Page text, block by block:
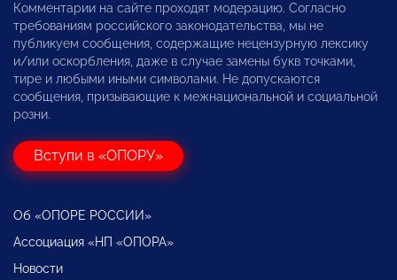
Комментарии на сайте проходят модерацию. Согласно
требованиям российского законодательства, мы не
публикуем сообщения, содержащие нецензурную лексику
и/или оскорбления, даже в случае замены букв точками,
тире и любыми иными символами. Не допускаются
сообщения, призывающие к межнациональной и социальной
розни.
Вступи в «ОПОРУ»
Об «ОПОРЕ РОССИИ»
Ассоциация «НП «ОПОРА»
Новости